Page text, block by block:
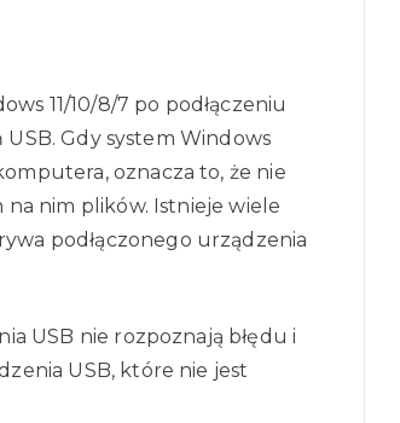
11/10/8/7 po podłączeniu
Gdy system Windows
oznacza to, że nie
nim plików. Istnieje wiele
podłączonego urządzenia
USB nie rozpoznają błędu i
USB, które nie jest